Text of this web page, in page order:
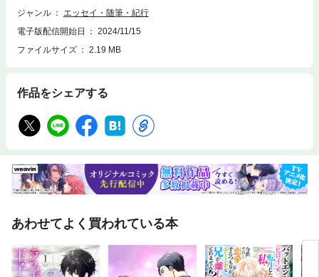
ジャンル
エッセイ・随筆・紀行
電子版配信開始日
2024/11/15
ファイルサイズ
2.19 MB
作品をシェアする
あわせてよく買われている本